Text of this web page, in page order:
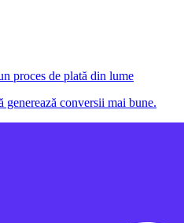
proces de plată din lume
generează conversii mai bune.